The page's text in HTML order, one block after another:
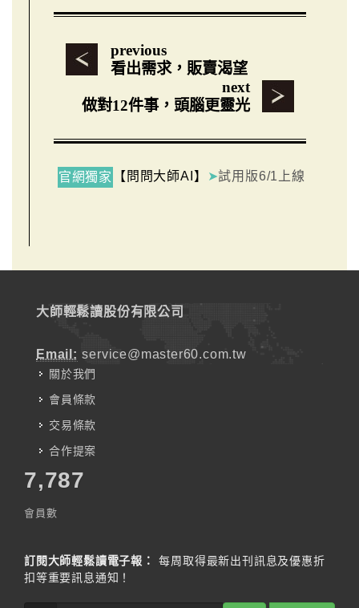
previous
看出需求，販賣渴望
next
做對12件事，頭腦更靈光
官網獨家 【問問大師AI】 ➤試用版6/1上線
大師輕鬆讀股份有限公司
Email: service@master60.com.tw
關於我們
會員條款
交易條款
合作提案
7,787
會員數
訂閱大師輕鬆讀電子報：
每周取得最新出刊訊息及優惠折
扣等重要訊息通知！